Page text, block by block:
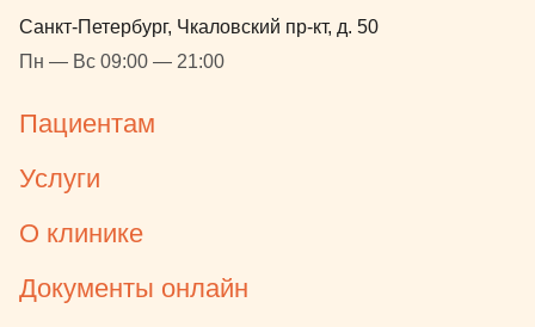
Санкт-Петербург, Чкаловский пр-кт, д. 50
Пн — Вс 09:00 — 21:00
Пациентам
Услуги
О клинике
Документы онлайн